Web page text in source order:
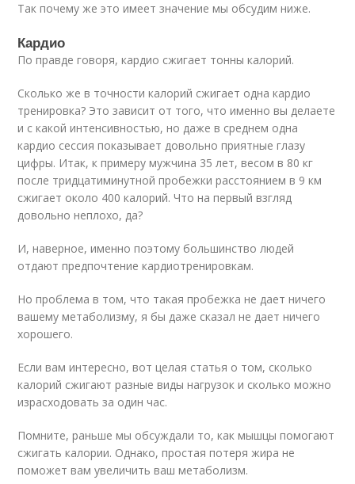
Так почему же это имеет значение мы обсудим ниже.
Кардио
По правде говоря, кардио сжигает тонны калорий.
Сколько же в точности калорий сжигает одна кардио
тренировка? Это зависит от того, что именно вы делаете
и с какой интенсивностью, но даже в среднем одна
кардио сессия показывает довольно приятные глазу
цифры. Итак, к примеру мужчина 35 лет, весом в 80 кг
после тридцатиминутной пробежки расстоянием в 9 км
сжигает около 400 калорий. Что на первый взгляд
довольно неплохо, да?
И, наверное, именно поэтому большинство людей
отдают предпочтение кардиотренировкам.
Но проблема в том, что такая пробежка не дает ничего
вашему метаболизму, я бы даже сказал не дает ничего
хорошего.
Если вам интересно, вот целая статья о том, сколько
калорий сжигают разные виды нагрузок и сколько можно
израсходовать за один час.
Помните, раньше мы обсуждали то, как мышцы помогают
сжигать калории. Однако, простая потеря жира не
поможет вам увеличить ваш метаболизм.